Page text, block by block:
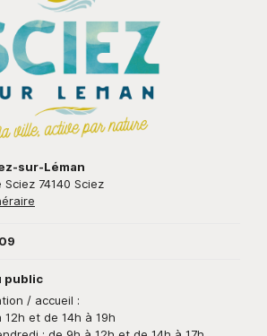
sur-Léman
Sciez 74140 Sciez
public
/ accueil :
12h et de 14h à 19h